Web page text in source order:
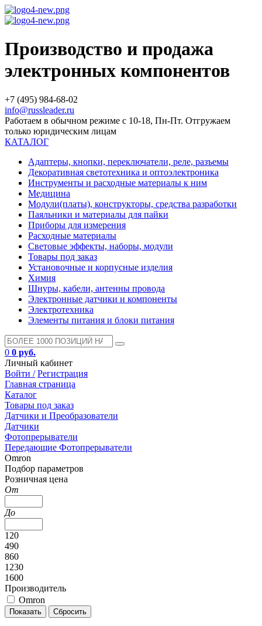
Производство и продажа
электронных компонентов
+7 (495) 984-68-02
info@russleader.ru
Работаем в обычном режиме с 10-18, Пн-Пт. Отгружаем
только юридическим лицам
КАТАЛОГ
Адаптеры, кнопки, переключатели, реле, разъемы
Декоративная светотехника и оптоэлектроника
Инструменты и расходные материалы к ним
Медицина
Модули(платы), конструкторы, средства разработки
Паяльники и материалы для пайки
Приборы для измерения
Расходные материалы
Световые эффекты, наборы, модули
Товары под заказ
Установочные и корпусные изделия
Химия
Шнуры, кабели, антенны провода
Электронные датчики и компоненты
Электротехника
Элементы питания и блоки питания
0 0 руб.
Личный кабинет
Войти / Регистрация
Главная страница
Каталог
Товары под заказ
Датчики и Преобразователи
Датчики
Фотопрерыватели
Передающие Фотопрерыватели
Omron
Подбор параметров
Розничная цена
От
До
120
490
860
1230
1600
Производитель
Omron